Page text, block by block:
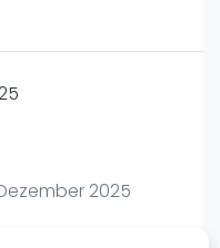
2025